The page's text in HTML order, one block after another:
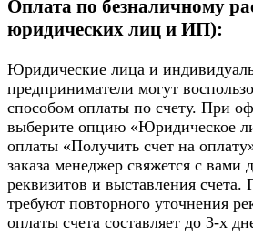
Оплата по безналичному
юридических лиц и ИП):
Юридические лица и
предприниматели могут
способом оплаты по счету. При
выберите опцию «Юридическое
оплаты «Получить счет на
заказа менеджер свяжется с вами
реквизитов и выставления счета.
требуют повторного уточнения
оплаты счета составляет до 3-х